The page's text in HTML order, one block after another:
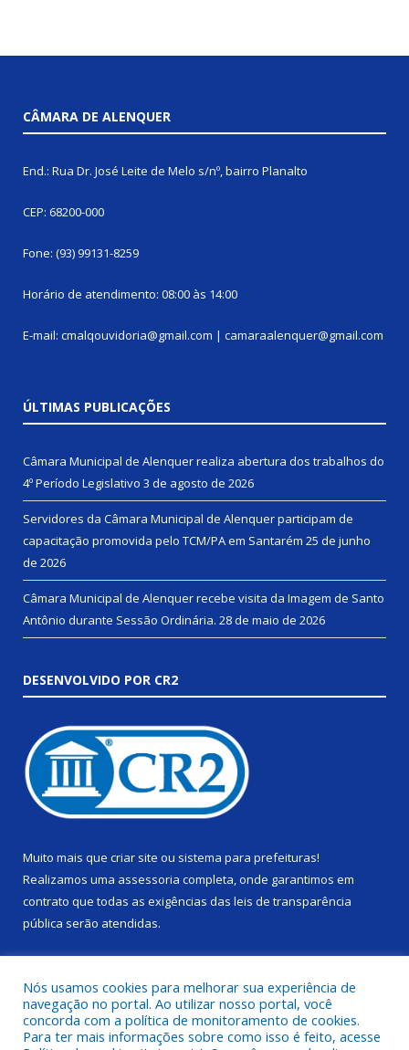
CÂMARA DE ALENQUER
End.: Rua Dr. José Leite de Melo s/nº, bairro Planalto
CEP: 68200-000
Fone: (93) 99131-8259
Horário de atendimento: 08:00 às 14:00
E-mail: cmalqouvidoria@gmail.com | camaraalenquer@gmail.com
ÚLTIMAS PUBLICAÇÕES
Câmara Municipal de Alenquer realiza abertura dos trabalhos do
4º Período Legislativo 3 de agosto de 2026
Servidores da Câmara Municipal de Alenquer participam de
capacitação promovida pelo TCM/PA em Santarém 25 de junho
de 2026
Câmara Municipal de Alenquer recebe visita da Imagem de Santo
Antônio durante Sessão Ordinária. 28 de maio de 2026
DESENVOLVIDO POR CR2
Muito mais que criar site ou sistema para prefeituras!
Realizamos uma assessoria completa, onde garantimos em
contrato que todas as exigências das leis de transparência
pública serão atendidas.
Nós usamos cookies para melhorar sua experiência de
navegação no portal. Ao utilizar nosso portal, você
concorda com a política de monitoramento de cookies.
Para ter mais informações sobre como isso é feito, acesse